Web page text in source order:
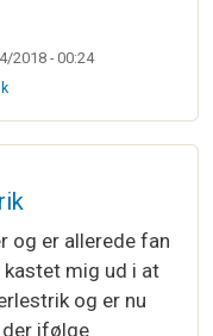
2018 - 00:24
og er allerede fan
mig ud i at
og er nu
ifølge